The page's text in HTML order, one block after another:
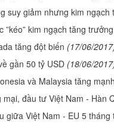
suy giảm nhưng kim ngạch
kim ngạch tăng
tăng đột biến (17/06/
gần 50 tỷ USD (18/06/
và Malaysia tăng mạnh
đầu tư Việt Nam - Hàn
giữa Việt Nam - EU 5